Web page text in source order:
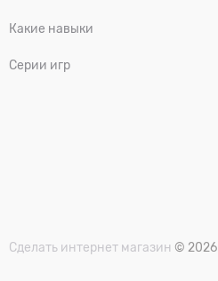
Какие навыки
Серии игр
Сделать интернет магазин © 2026